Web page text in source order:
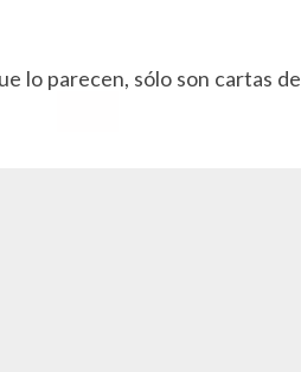
lo parecen, sólo son cartas de